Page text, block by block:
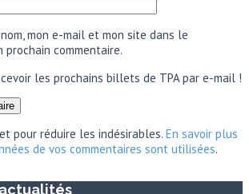
mon e-mail et mon site dans le
prochain commentaire.
les prochains billets de TPA par e-mail !
pour réduire les indésirables. En savoir plus
de vos commentaires sont utilisées.